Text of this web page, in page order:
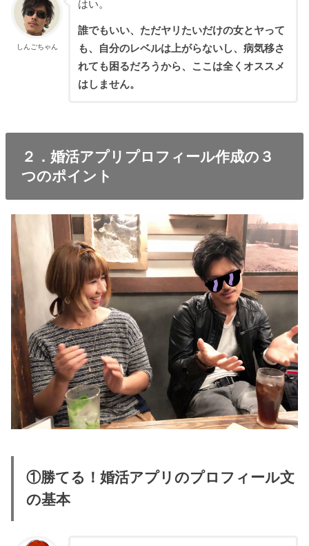
しんごちゃん
はい。
誰でもいい、ただヤリたいだけの女とヤって
も、自分のレベルは上がらないし、病気移さ
れても困るだろうから、ここは全くオススメ
はしません。
２．婚活アプリプロフィール作成の３
つのポイント
①勝てる！婚活アプリのプロフィール文
の基本